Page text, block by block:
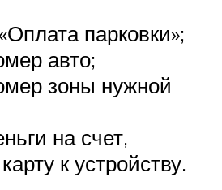
парковки»;
авто;
зоны нужной
на счет,
к устройству.